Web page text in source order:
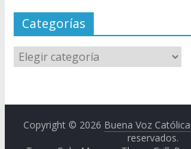
Categorías
Copyright © 2026 Buena Voz Católica
reservados.